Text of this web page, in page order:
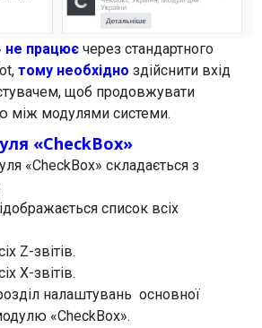
не працює через стандартного
тому необхідно здійснити вхід
щоб продовжувати
між модулями системи.
«CheckBox»
«CheckBox» складається з
список всіх
Z-звітів.
X-звітів.
налаштувань основної
«CheckBox».